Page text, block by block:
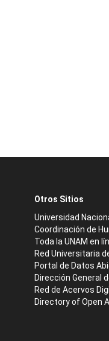
Otros Sitios
Universidad
Coordinación de
Toda la UNAM en
Red Universitaria
Portal de Datos
Dirección General
Red de Acervos
Directory of Open